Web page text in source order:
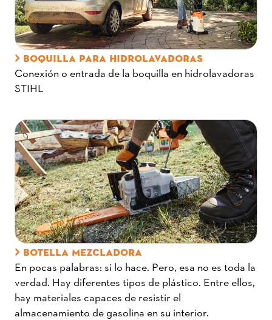
BOQUILLA PARA HIDROLAVADORAS
Conexión o entrada de la boquilla en hidrolavadoras
STIHL
BOTELLA MEZCLADORA
En pocas palabras: si lo hace. Pero, esa no es toda la
verdad. Hay diferentes tipos de plástico. Entre ellos,
hay materiales capaces de resistir el
almacenamiento de gasolina en su interior.